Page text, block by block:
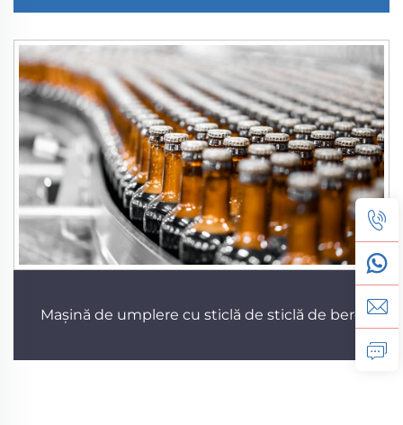
Mașină de umplere cu sticlă de sticlă de bere